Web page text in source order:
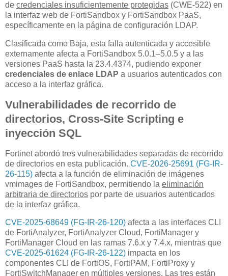
de credenciales insuficientemente protegidas (CWE-522) en
la interfaz web de FortiSandbox y FortiSandbox PaaS,
específicamente en la página de configuración LDAP.
Clasificada como Baja, esta falla autenticada y accesible
externamente afecta a FortiSandbox 5.0.1–5.0.5 y a las
versiones PaaS hasta la 23.4.4374, pudiendo exponer
credenciales de enlace LDAP a usuarios autenticados con
acceso a la interfaz gráfica.
Vulnerabilidades de recorrido de
directorios, Cross-Site Scripting e
inyección SQL
Fortinet abordó tres vulnerabilidades separadas de recorrido
de directorios en esta publicación. CVE-2026-25691 (FG-IR-
26-115) afecta a la función de eliminación de imágenes
vmimages de FortiSandbox, permitiendo la eliminación
arbitraria de directorios por parte de usuarios autenticados
de la interfaz gráfica.
CVE-2025-68649 (FG-IR-26-120) afecta a las interfaces CLI
de FortiAnalyzer, FortiAnalyzer Cloud, FortiManager y
FortiManager Cloud en las ramas 7.6.x y 7.4.x, mientras que
CVE-2025-61624 (FG-IR-26-122) impacta en los
componentes CLI de FortiOS, FortiPAM, FortiProxy y
FortiSwitchManager en múltiples versiones. Las tres están